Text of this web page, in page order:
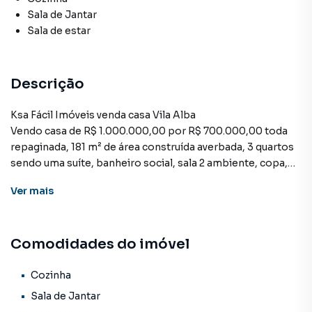
Sala de Jantar
Sala de estar
Descrição
Ksa Fácil Imóveis venda casa Vila Alba
Vendo casa de R$ 1.000.000,00 por R$ 700.000,00 toda
repaginada, 181 m² de área construída averbada, 3 quartos
sendo uma suíte, banheiro social, sala 2 ambiente, copa,
um quarto nos fundos! Iluminação toda em led, porta
Casa para Venda em região valorizada do bairro Vila Alba,
em Campo Grande. Não encontrou o que procurava ou
Ver mais
Comodidades do imóvel
Cozinha
Sala de Jantar